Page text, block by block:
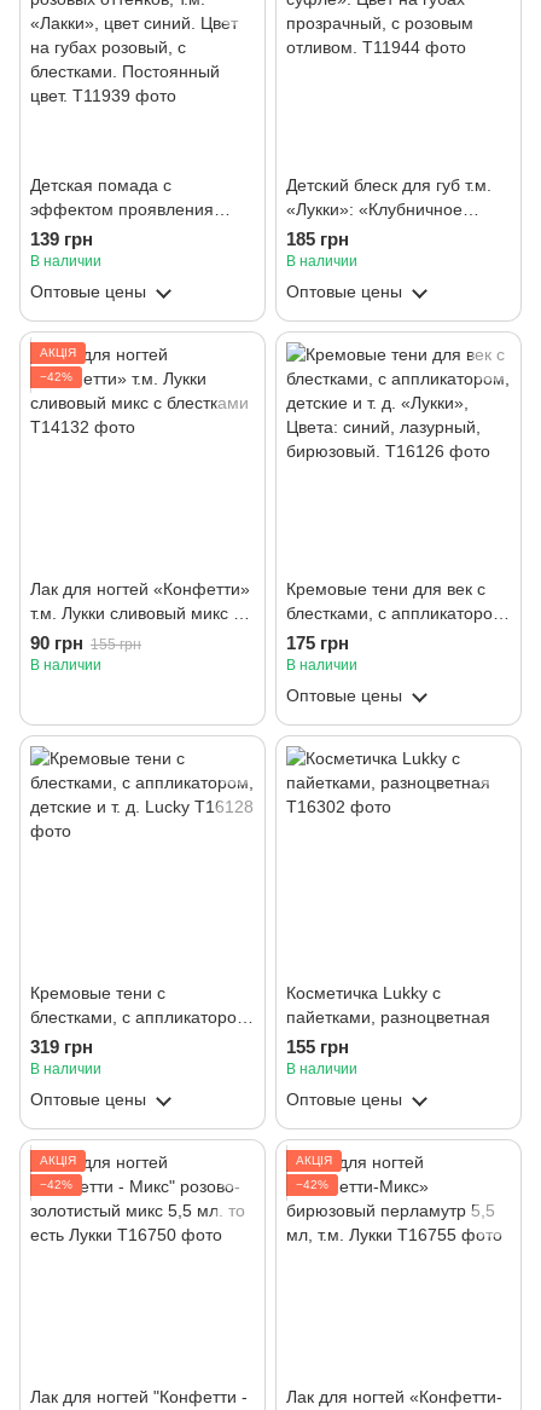
Детская помада с
эффектом проявления
розовых оттенков, т.м.
«Лакки», цвет синий. Цвет
на губах розовый, с
блестками. Постоянный
цвет.
139 грн
В наличии
Оптовые цены
Детский блеск для губ т.м.
«Лукки»: «Клубничное
суфле». Цвет на губах
прозрачный, с розовым
отливом.
185 грн
В наличии
Оптовые цены
АКЦІЯ
−42%
Лак для ногтей «Конфетти»
т.м. Лукки сливовый микс с
блестками
90 грн 155 грн
В наличии
Кремовые тени для век с
блестками, с аппликатором,
детские и т. д. «Лукки»,
Цвета: синий, лазурный,
бирюзовый.
175 грн
В наличии
Оптовые цены
Кремовые тени с
блестками, с аппликатором,
детские и т. д. Lucky
319 грн
В наличии
Оптовые цены
Косметичка Lukky с
пайетками, разноцветная
155 грн
В наличии
Оптовые цены
АКЦІЯ
−42%
Лак для ногтей "Конфетти -
АКЦІЯ
−42%
Лак для ногтей «Конфетти-